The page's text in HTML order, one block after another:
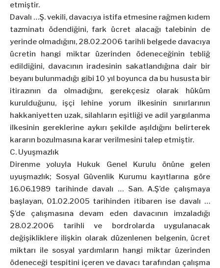
etmiştir.
Davalı …Ş. vekili, davacıya istifa etmesine rağmen kıdem
tazminatı ödendiğini, fark ücret alacağı talebinin de
yerinde olmadığını, 28.02.2006 tarihli belgede davacıya
ücretin hangi miktar üzerinden ödeneceğinin tebliğ
edildiğini, davacının iradesinin sakatlandığına dair bir
beyanı bulunmadığı gibi 10 yıl boyunca da bu hususta bir
itirazının da olmadığını, gerekçesiz olarak hüküm
kurulduğunu, işçi lehine yorum ilkesinin sınırlarının
hakkaniyetten uzak, silahların eşitliği ve adil yargılanma
ilkesinin gereklerine aykırı şekilde aşıldığını belirterek
kararın bozulmasına karar verilmesini talep etmiştir.
C. Uyuşmazlık
Direnme yoluyla Hukuk Genel Kurulu önüne gelen
uyuşmazlık; Sosyal Güvenlik Kurumu kayıtlarına göre
16.06.1989 tarihinde davalı … San. A.Ş’de çalışmaya
başlayan, 01.02.2005 tarihinden itibaren ise davalı …
Ş’de çalışmasına devam eden davacının imzaladığı
28.02.2006 tarihli ve bordrolarda uygulanacak
değişikliklere ilişkin olarak düzenlenen belgenin, ücret
miktarı ile sosyal yardımların hangi miktar üzerinden
ödeneceği tespitini içeren ve davacı tarafından çalışma